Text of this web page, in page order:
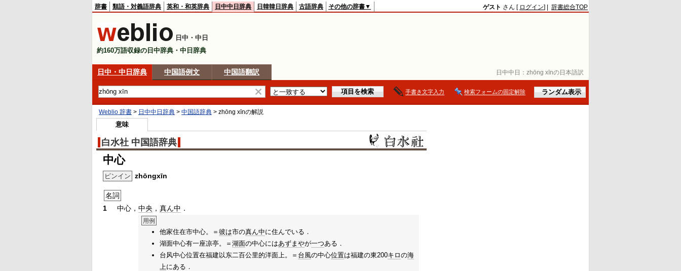
日中中日： zhōng xīnの日本語訳
辞書 類語・対義語辞典 英和・和英辞典 日中中日辞典 日韓韓日辞典 古語辞典 その他の辞書▼ ゲスト さん [ ログイン] | 辞書総合TOP
日中・中日
約160万語収録の日中辞典・中日辞典
日中・中日辞典 中国語例文 中国語翻訳
手書き文字入力 検索フォームの固定解除
Weblio 辞書 > 日中中日辞典 > 中国語辞典 > zhōng xīnの解説
意味
白水社 中国語辞典
中心
ピンイン zhōngxīn
名詞
1
中心， 中央 ， 真ん中 ．
用例
他家住在市中心。＝ 彼は市の真ん中に住んでいる．
湖面中心有一座凉亭。＝ 湖面の中心にはあずまやが一つある．
台风中心位置在福建以东二百公里的洋面上。＝ 台風の中心位置は福建の東200キロの海
上にある．